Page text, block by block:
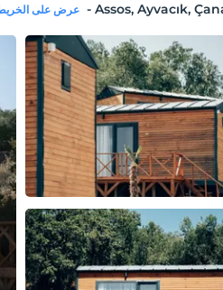
Assos, Ayvacık,
- عرض على